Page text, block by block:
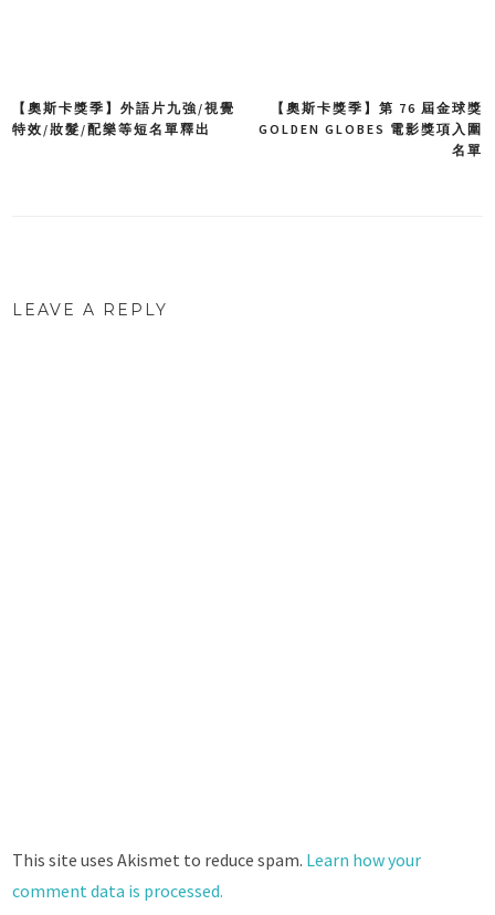
Post
【奧斯卡獎季】第 76 屆金球獎
GOLDEN GLOBES 電影獎項入圍
名單
【奧斯卡獎季】外語片九強/視覺
特效/妝髮/配樂等短名單釋出
LEAVE A REPLY
This site uses Akismet to reduce spam. Learn how your
comment data is processed.